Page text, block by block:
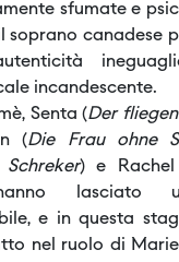
sfumate e
soprano canadese
incandescente.
Senta (Der
(Die Frau ohne
) e
lasciato
e in questa
nel ruolo di